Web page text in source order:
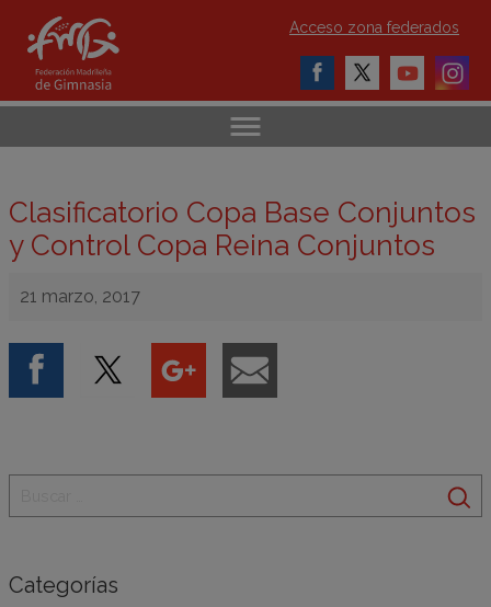
Acceso zona federados
Clasificatorio Copa Base Conjuntos
y Control Copa Reina Conjuntos
21 marzo, 2017
Categorías